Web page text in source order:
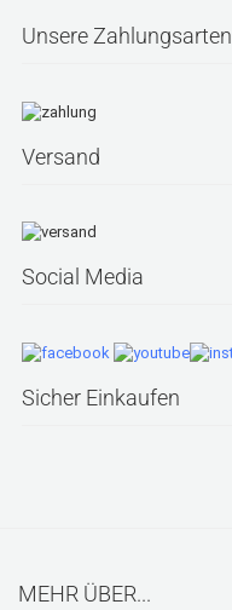
Unsere Zahlungsarten
Versand
Social Media
Sicher Einkaufen
MEHR ÜBER...